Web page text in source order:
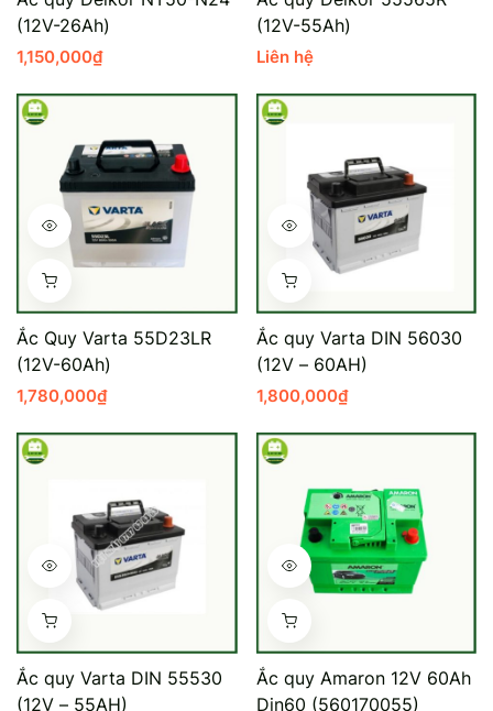
BMW
(12V-26Ah)
1,150,000₫
(12V-55Ah)
Liên hệ
Ắc Quy Varta 55D23LR
(12V-60Ah)
1,780,000₫
Ắc quy Varta DIN 56030
(12V – 60AH)
1,800,000₫
Ắc quy Varta DIN 55530
(12V – 55AH)
Ắc quy Amaron 12V 60Ah
Din60 (560170055)